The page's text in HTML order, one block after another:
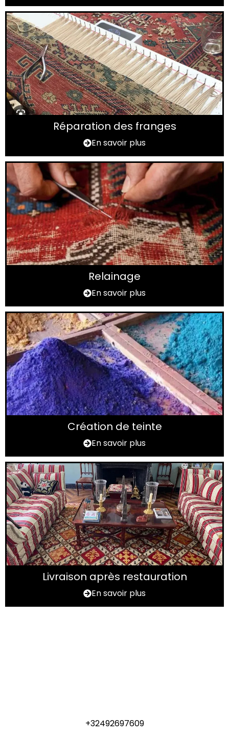
Réparation des franges
En savoir plus
Relainage
En savoir plus
Création de teinte
En savoir plus
Livraison après restauration
En savoir plus
+32492697609